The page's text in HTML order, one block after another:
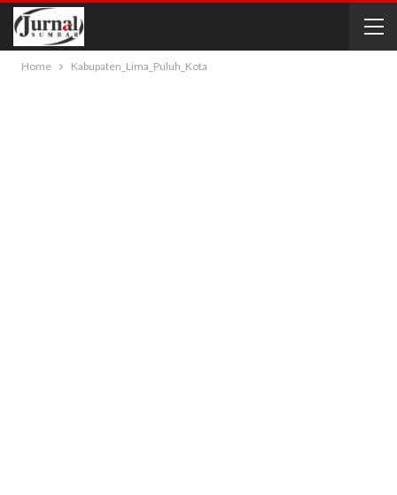
Home Kabupaten_Lima_Puluh_Kota